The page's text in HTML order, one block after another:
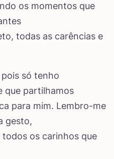
os momentos que
todas as carências e
só tenho
que partilhamos
para mim. Lembro-me
gesto,
todos os carinhos que